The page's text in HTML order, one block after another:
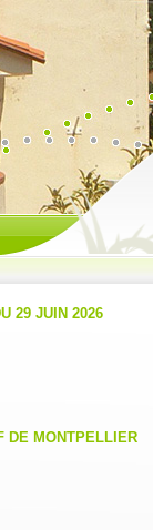
29 JUIN 2026
DE MONTPELLIER